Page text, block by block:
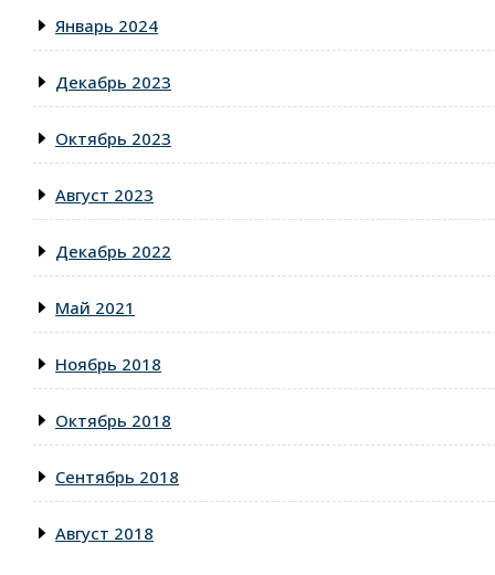
Январь 2024
Декабрь 2023
Октябрь 2023
Август 2023
Декабрь 2022
Май 2021
Ноябрь 2018
Октябрь 2018
Сентябрь 2018
Август 2018